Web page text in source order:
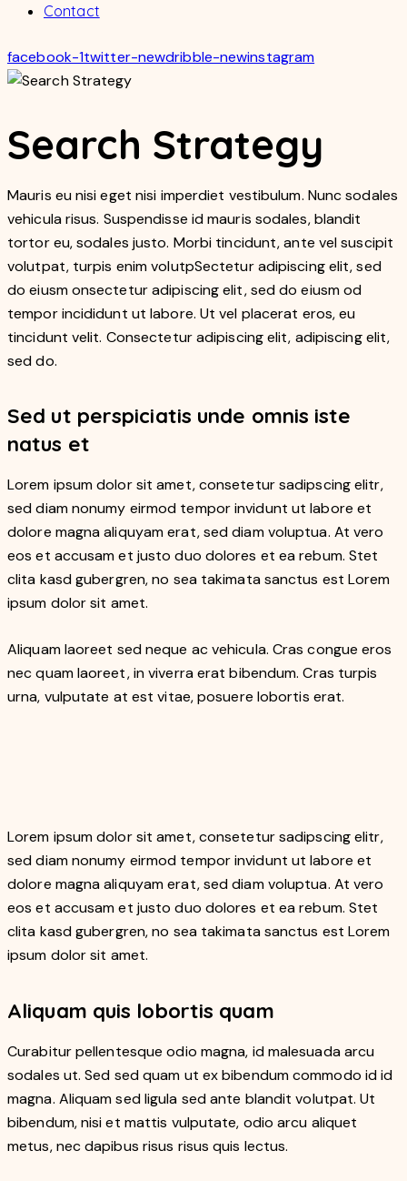
Contact
facebook-1twitter-newdribble-newinstagram
Search Strategy
Mauris eu nisi eget nisi imperdiet vestibulum. Nunc sodales
vehicula risus. Suspendisse id mauris sodales, blandit
tortor eu, sodales justo. Morbi tincidunt, ante vel suscipit
volutpat, turpis enim volutpSectetur adipiscing elit, sed
do eiusm onsectetur adipiscing elit, sed do eiusm od
tempor incididunt ut labore. Ut vel placerat eros, eu
tincidunt velit. Consectetur adipiscing elit, adipiscing elit,
sed do.
Sed ut perspiciatis unde omnis iste
natus et
Lorem ipsum dolor sit amet, consetetur sadipscing elitr,
sed diam nonumy eirmod tempor invidunt ut labore et
dolore magna aliquyam erat, sed diam voluptua. At vero
eos et accusam et justo duo dolores et ea rebum. Stet
clita kasd gubergren, no sea takimata sanctus est Lorem
ipsum dolor sit amet.
Aliquam laoreet sed neque ac vehicula. Cras congue eros
nec quam laoreet, in viverra erat bibendum. Cras turpis
urna, vulputate at est vitae, posuere lobortis erat.
Lorem ipsum dolor sit amet, consetetur sadipscing elitr,
sed diam nonumy eirmod tempor invidunt ut labore et
dolore magna aliquyam erat, sed diam voluptua. At vero
eos et accusam et justo duo dolores et ea rebum. Stet
clita kasd gubergren, no sea takimata sanctus est Lorem
ipsum dolor sit amet.
Aliquam quis lobortis quam
Curabitur pellentesque odio magna, id malesuada arcu
sodales ut. Sed sed quam ut ex bibendum commodo id id
magna. Aliquam sed ligula sed ante blandit volutpat. Ut
bibendum, nisi et mattis vulputate, odio arcu aliquet
metus, nec dapibus risus risus quis lectus.